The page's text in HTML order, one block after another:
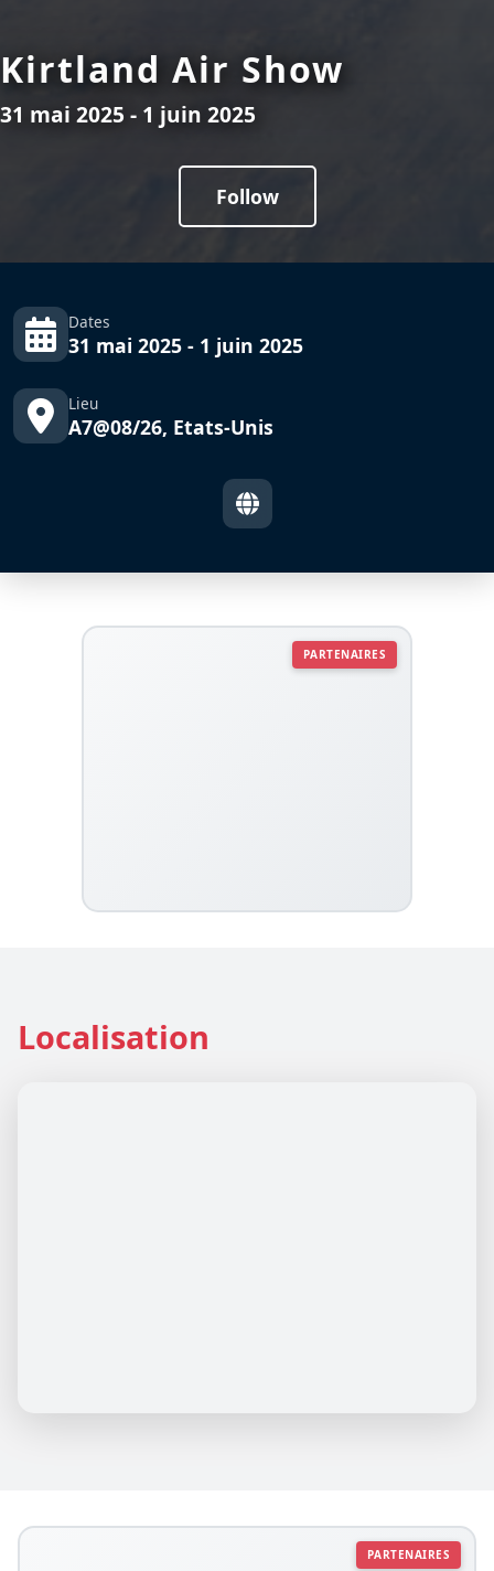
Kirtland Air Show
31 mai 2025 - 1 juin 2025
Follow
Dates
31 mai 2025 - 1 juin 2025
Lieu
A7@08/26, Etats-Unis
PARTENAIRES
Localisation
PARTENAIRES